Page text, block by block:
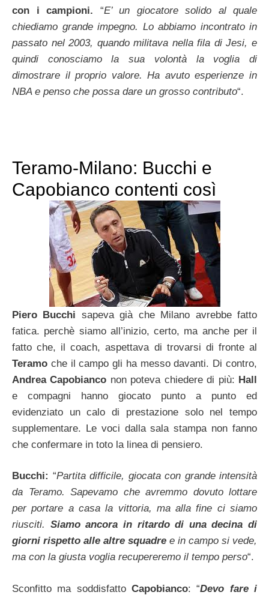
con i campioni. “E’ un giocatore solido al quale
chiediamo grande impegno. Lo abbiamo incontrato in
passato nel 2003, quando militava nella fila di Jesi, e
quindi conosciamo la sua volontà la voglia di
dimostrare il proprio valore. Ha avuto esperienze in
NBA e penso che possa dare un grosso contributo“.
Teramo-Milano: Bucchi e
Capobianco contenti così
Piero Bucchi sapeva già che Milano avrebbe fatto
fatica. perchè siamo all’inizio, certo, ma anche per il
fatto che, il coach, aspettava di trovarsi di fronte al
Teramo che il campo gli ha messo davanti. Di contro,
Andrea Capobianco non poteva chiedere di più: Hall
e compagni hanno giocato punto a punto ed
evidenziato un calo di prestazione solo nel tempo
supplementare. Le voci dalla sala stampa non fanno
che confermare in toto la linea di pensiero.
Bucchi: “Partita difficile, giocata con grande intensità
da Teramo. Sapevamo che avremmo dovuto lottare
per portare a casa la vittoria, ma alla fine ci siamo
riusciti. Siamo ancora in ritardo di una decina di
giorni rispetto alle altre squadre e in campo si vede,
ma con la giusta voglia recupereremo il tempo perso“.
Sconfitto ma soddisfatto Capobianco: “Devo fare i